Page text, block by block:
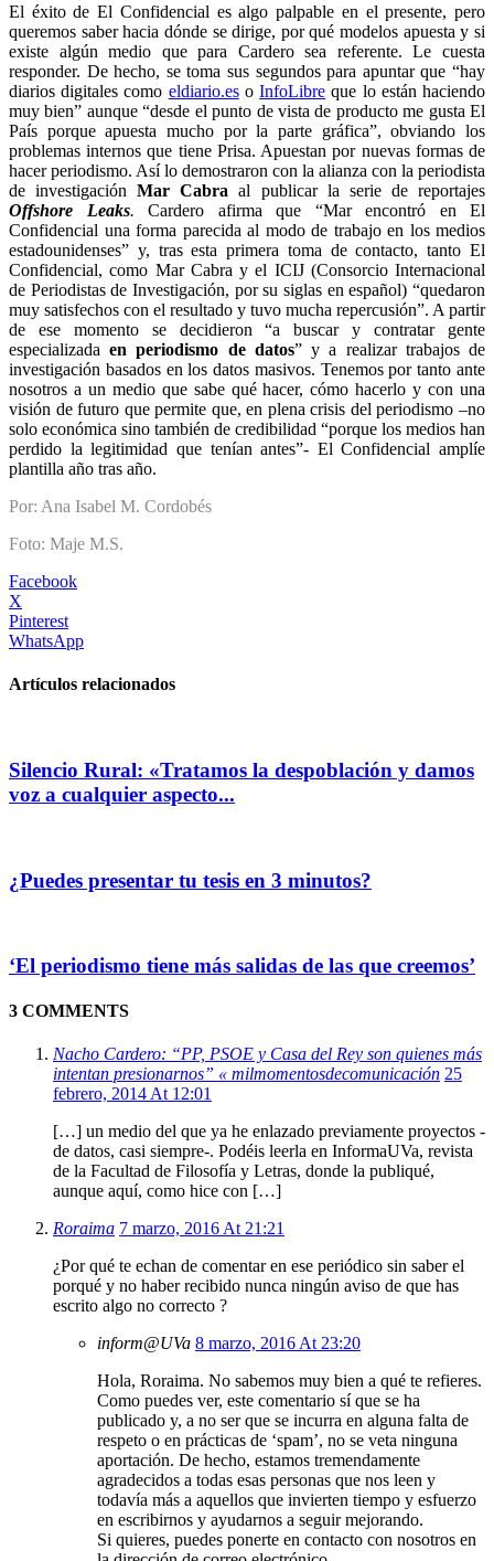
El éxito de El Confidencial es algo palpable en el presente, pero
queremos saber hacia dónde se dirige, por qué modelos apuesta y si
existe algún medio que para Cardero sea referente. Le cuesta
responder. De hecho, se toma sus segundos para apuntar que “hay
diarios digitales como eldiario.esoInfoLibre que lo están haciendo
muy bien” aunque “desde el punto de vista de producto me gusta El
País porque apuesta mucho por la parte gráfica”, obviando los
problemas internos que tiene Prisa. Apuestan por nuevas formas de
hacer periodismo. Así lo demostraron con la alianza con la periodista
de investigaciónMar Cabra al publicar la serie de reportajes
Offshore Leaks. Cardero afirma que “Mar encontró en El
Confidencial una forma parecida al modo de trabajo en los medios
estadounidenses” y, tras esta primera toma de contacto, tanto El
Confidencial, como Mar Cabra y el ICIJ (Consorcio Internacional
de Periodistas de Investigación, por su siglas en español) “quedaron
muy satisfechos con el resultado y tuvo mucha repercusión”. A partir
de ese momento se decidieron “a buscar y contratar gente
especializadaen periodismo de datos” y a realizar trabajos de
investigación basados en los datos masivos. Tenemos por tanto ante
nosotros a un medio que sabe qué hacer, cómo hacerlo y con una
visión de futuro que permite que, en plena crisis del periodismo –no
solo económica sino también de credibilidad “porque los medios han
perdido la legitimidad que tenían antes”- El Confidencial amplíe
plantilla año tras año.
Por: Ana Isabel M. Cordobés
Foto: Maje M.S.
Facebook
X
Pinterest
WhatsApp
Artículos relacionados
Silencio Rural: «Tratamos la despoblación y damos
voz a cualquier aspecto...
¿Puedes presentar tu tesis en 3 minutos?
‘El periodismo tiene más salidas de las que creemos’
3 COMMENTS
Nacho Cardero: “PP, PSOE y Casa del Rey son quienes más
intentan presionarnos” « milmomentosdecomunicación 25
febrero, 2014 At 12:01
[…] un medio del que ya he enlazado previamente proyectos -
de datos, casi siempre-. Podéis leerla en InformaUVa, revista
de la Facultad de Filosofía y Letras, donde la publiqué,
aunque aquí, como hice con […]
Roraima 7 marzo, 2016 At 21:21
¿Por qué te echan de comentar en ese periódico sin saber el
porqué y no haber recibido nunca ningún aviso de que has
escrito algo no correcto ?
inform@UVa 8 marzo, 2016 At 23:20
Hola, Roraima. No sabemos muy bien a qué te refieres.
Como puedes ver, este comentario sí que se ha
publicado y, a no ser que se incurra en alguna falta de
respeto o en prácticas de ‘spam’, no se veta ninguna
aportación. De hecho, estamos tremendamente
agradecidos a todas esas personas que nos leen y
todavía más a aquellos que invierten tiempo y esfuerzo
en escribirnos y ayudarnos a seguir mejorando.
Si quieres, puedes ponerte en contacto con nosotros en